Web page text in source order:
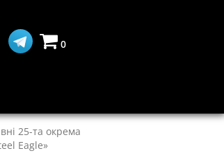
0
25-та окрема
Eagle»